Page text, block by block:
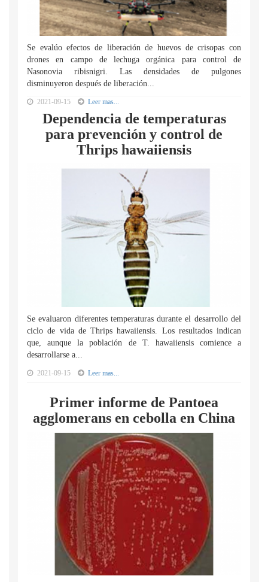
Se evalúo efectos de liberación de huevos de crisopas con
drones en campo de lechuga orgánica para control de
Nasonovia ribisnigri. Las densidades de pulgones
disminuyeron después de liberación...
2021-09-15 Leer mas...
Dependencia de temperaturas
para prevención y control de
Thrips hawaiiensis
Se evaluaron diferentes temperaturas durante el desarrollo del
ciclo de vida de Thrips hawaiiensis. Los resultados indican
que, aunque la población de T. hawaiiensis comience a
desarrollarse a...
2021-09-15 Leer mas...
Primer informe de Pantoea
agglomerans en cebolla en China